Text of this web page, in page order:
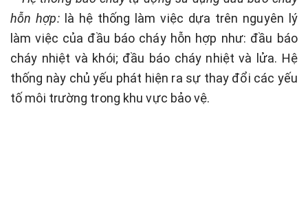
hỗn hợp:là hệ thống làm việc dựa trên nguyên lý
làm việc của đầu báo cháy hỗn hợp như: đầu báo
cháy nhiệt và khói; đầu báo cháy nhiệt và lửa. Hệ
thống này chủ yếu phát hiện ra sự thay đổi các yếu
tố môi trường trong khu vực bảo vệ.